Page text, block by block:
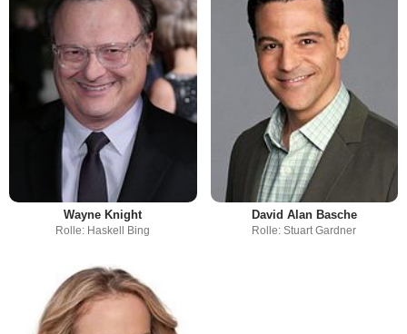
Wayne Knight
Rolle: Haskell Bing
David Alan Basche
Rolle: Stuart Gardner